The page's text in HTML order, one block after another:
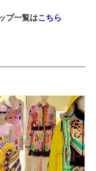
プ一覧はこちら